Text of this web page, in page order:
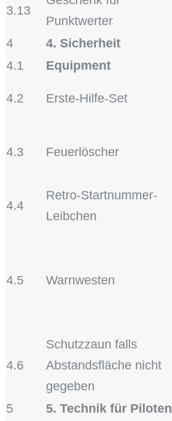
3.13
Punktwerter
4
4. Sicherheit
4.1
Equipment
4.2 Erste-Hilfe-Set
4.3 Feuerlöscher
4.4
Retro-Startnummer-
Leibchen
4.5 Warnwesten
4.6
Schutzzaun falls
Abstandsfläche nicht
gegeben
5
5. Technik für Piloten